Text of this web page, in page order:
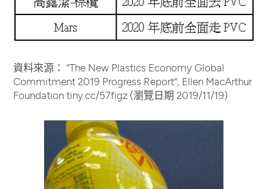
資料來源： “The New Plastics Economy Global
Commitment 2019 Progress Report”, Ellen MacArthur
Foundation tiny.cc/57figz (瀏覽日期 2019/11/19)